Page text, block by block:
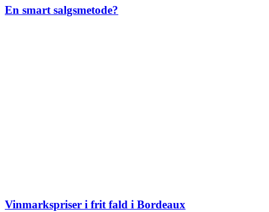
En smart salgsmetode?
Vinmarkspriser i frit fald i Bordeaux